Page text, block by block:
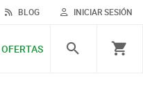
INICIAR SESIÓN
BLOG
OFERTAS